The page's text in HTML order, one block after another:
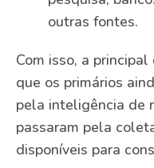
outras fontes.
Com isso, a
que os primários
pela inteligência de
passaram pela
disponíveis para